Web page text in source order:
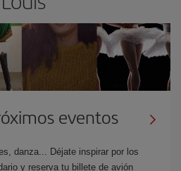
eventos
danza... Déjate inspirar por los
y reserva tu billete de avión